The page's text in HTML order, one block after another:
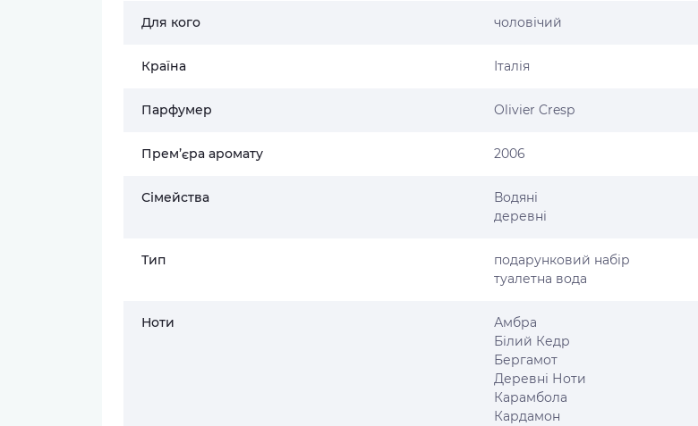
Для кого чоловічий
Країна Італія
Парфумер Olivier Cresp
Прем’єра аромату 2006
Сімейства
Водяні
деревні
Тип
подарунковий набір
туалетна вода
Ноти
Амбра
Білий Кедр
Бергамот
Деревні Ноти
Карамбола
Кардамон